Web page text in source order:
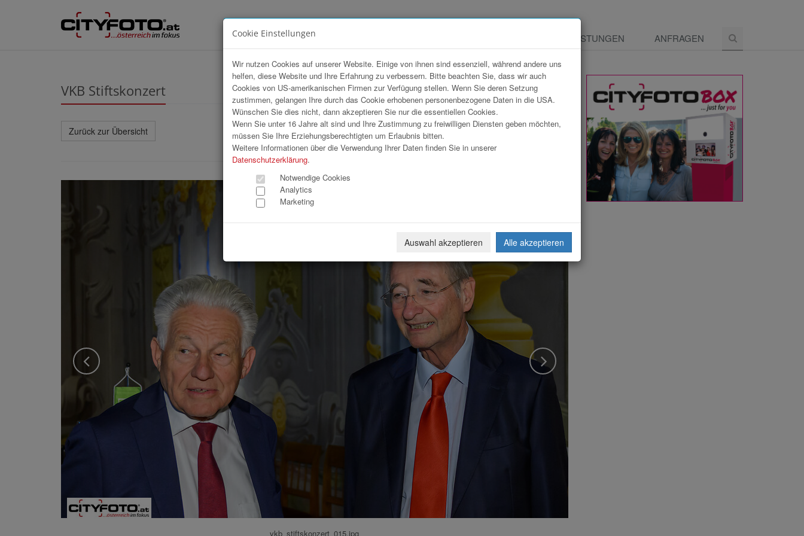
LEISTUNGEN ANFRAGEN
VKB Stiftskonzert
Zurück zur Übersicht Download Weiterleiten
vkb_stiftskonzert_015.jpg
Cookie Einstellungen
Wir nutzen Cookies auf unserer Website. Einige von ihnen sind essenziell, während andere uns
helfen, diese Website und Ihre Erfahrung zu verbessern. Bitte beachten Sie, dass wir auch
Cookies von US-amerikanischen Firmen zur Verfügung stellen. Wenn Sie deren Setzung
zustimmen, gelangen Ihre durch das Cookie erhobenen personenbezogene Daten in die USA.
Wünschen Sie dies nicht, dann akzeptieren Sie nur die essentiellen Cookies.
Wenn Sie unter 16 Jahre alt sind und Ihre Zustimmung zu freiwilligen Diensten geben möchten,
müssen Sie Ihre Erziehungsberechtigten um Erlaubnis bitten.
Weitere Informationen über die Verwendung Ihrer Daten finden Sie in unserer
Datenschutzerklärung.
Notwendige Cookies
Analytics
Marketing
Auswahl akzeptieren Alle akzeptieren